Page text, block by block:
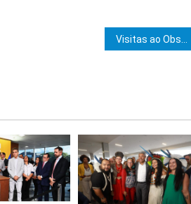
Visitas ao Observatório Astronômico da UESC (OAU)